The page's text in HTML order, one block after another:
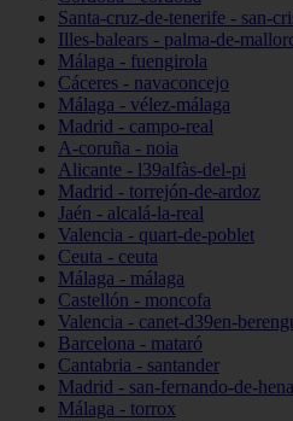
Santa-cruz-de-tenerife - san-
Illes-balears - palma-de-
Málaga - fuengirola
Cáceres - navaconcejo
Málaga - vélez-málaga
Madrid - campo-real
A-coruña - noia
Alicante - l39alfàs-del-pi
Madrid - torrejón-de-ardoz
Jaén - alcalá-la-real
Valencia - quart-de-poblet
Ceuta - ceuta
Málaga - málaga
Castellón - moncofa
Valencia - canet-d39en-
Barcelona - mataró
Cantabria - santander
Madrid - san-fernando-de-
Málaga - torrox